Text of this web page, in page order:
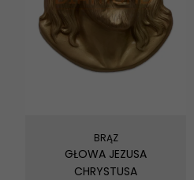
BRĄZ
GŁOWA JEZUSA
CHRYSTUSA